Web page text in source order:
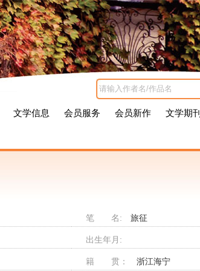
文学信息 会员服务 会员新作 文学期刊
笔 名: 旅征
出生年月:
籍 贯： 浙江海宁